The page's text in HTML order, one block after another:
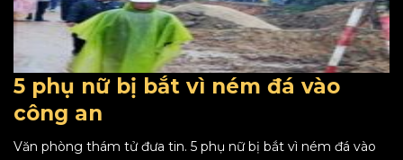
5 phụ nữ bị bắt vì ném đá vào
công an
Văn phòng thám tử đưa tin. 5 phụ nữ bị bắt vì ném đá vào